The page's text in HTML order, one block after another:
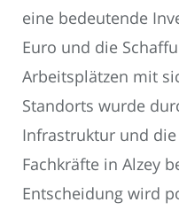
eine bedeutende
Euro und die
Arbeitsplätzen mit
Standorts wurde
Infrastruktur und
Fachkräfte in Alzey
Entscheidung wird